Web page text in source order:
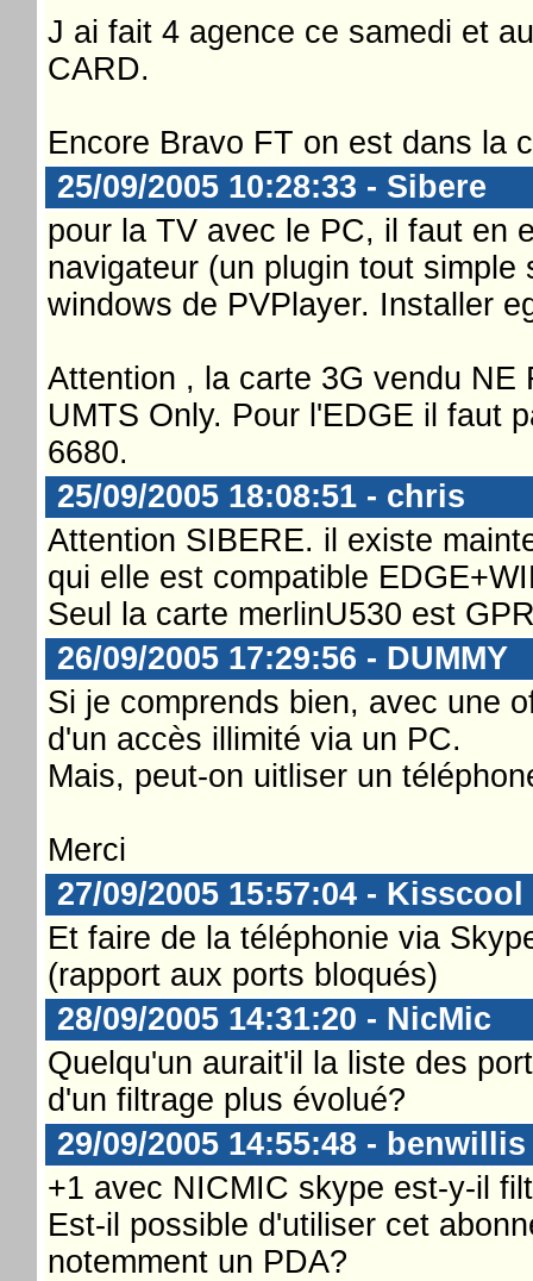
J ai fait 4 agence ce samedi et
CARD.
Encore Bravo FT on est dans la
25/09/2005 10:28:33 - Sibere
pour la TV avec le PC, il faut en
navigateur (un plugin tout
windows de PVPlayer. Installer
Attention , la carte 3G vendu NE
UMTS Only. Pour l'EDGE il faut
6680.
25/09/2005 18:08:51 - chris
Attention SIBERE. il existe
qui elle est compatible
Seul la carte merlinU530 est
26/09/2005 17:29:56 - DUMMY
Si je comprends bien, avec une
d'un accès illimité via un PC.
Mais, peut-on uitliser un
Merci
27/09/2005 15:57:04 - Kisscool
Et faire de la téléphonie via
(rapport aux ports bloqués)
28/09/2005 14:31:20 - NicMic
Quelqu'un aurait'il la liste des
d'un filtrage plus évolué?
29/09/2005 14:55:48 - benwillis
+1 avec NICMIC skype est-y-il
Est-il possible d'utiliser cet
notemment un PDA?